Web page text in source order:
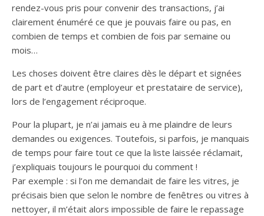
rendez-vous pris pour convenir des transactions, j’ai
clairement énuméré ce que je pouvais faire ou pas, en
combien de temps et combien de fois par semaine ou
mois…
Les choses doivent être claires dès le départ et signées
de part et d’autre (employeur et prestataire de service),
lors de l’engagement réciproque.
Pour la plupart, je n’ai jamais eu à me plaindre de leurs
demandes ou exigences. Toutefois, si parfois, je manquais
de temps pour faire tout ce que la liste laissée réclamait,
j’expliquais toujours le pourquoi du comment !
Par exemple : si l’on me demandait de faire les vitres, je
précisais bien que selon le nombre de fenêtres ou vitres à
nettoyer, il m’était alors impossible de faire le repassage